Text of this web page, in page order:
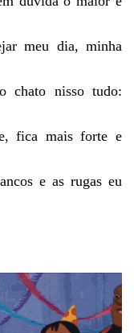
meu dia, minha
chato nisso tudo:
fica mais forte e
e as rugas eu